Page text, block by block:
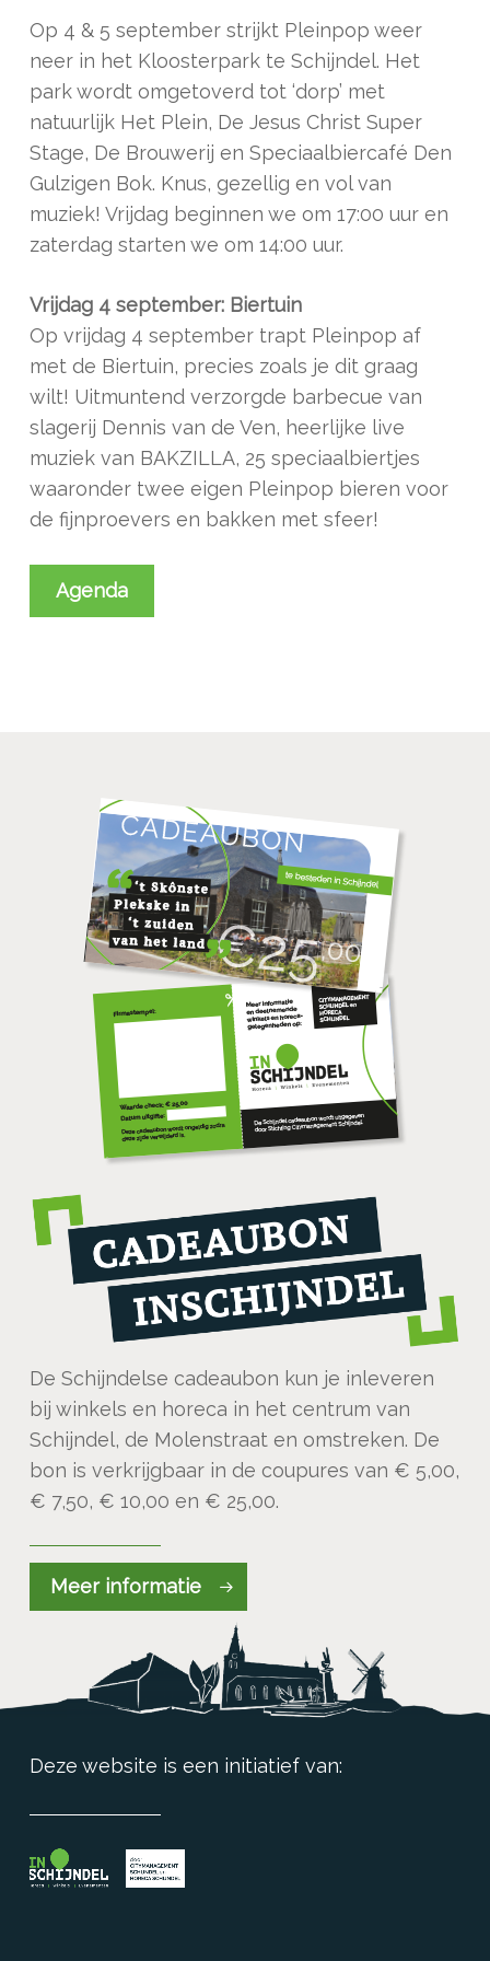
Op 4 & 5 september strijkt Pleinpop weer
neer in het Kloosterpark te Schijndel. Het
park wordt omgetoverd tot ‘dorp’ met
natuurlijk Het Plein, De Jesus Christ Super
Stage, De Brouwerij en Speciaalbiercafé Den
Gulzigen Bok. Knus, gezellig en vol van
muziek! Vrijdag beginnen we om 17:00 uur en
zaterdag starten we om 14:00 uur.
Vrijdag 4 september: Biertuin
Op vrijdag 4 september trapt Pleinpop af
met de Biertuin, precies zoals je dit graag
wilt! Uitmuntend verzorgde barbecue van
slagerij Dennis van de Ven, heerlijke live
muziek van BAKZILLA, 25 speciaalbiertjes
waaronder twee eigen Pleinpop bieren voor
de fijnproevers en bakken met sfeer!
Agenda
De Schijndelse cadeaubon kun je inleveren
bij winkels en horeca in het centrum van
Schijndel, de Molenstraat en omstreken. De
bon is verkrijgbaar in de coupures van € 5,00,
€ 7,50, € 10,00 en € 25,00.
Meer informatie
Deze website is een initiatief van: